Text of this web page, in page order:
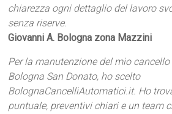
chiarezza ogni dettaglio del lavoro
senza riserve.
Giovanni A. Bologna zona Mazzini
Per la manutenzione del mio
Bologna San Donato, ho scelto
BolognaCancelliAutomatici.it. Ho
puntuale, preventivi chiari e un team